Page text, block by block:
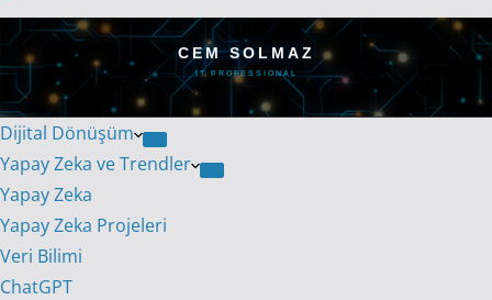
CEM SOLMAZ
IT PROFESSIONAL
Dijital Dönüşüm
Yapay Zeka ve Trendler
Yapay Zeka
Yapay Zeka Projeleri
Veri Bilimi
ChatGPT